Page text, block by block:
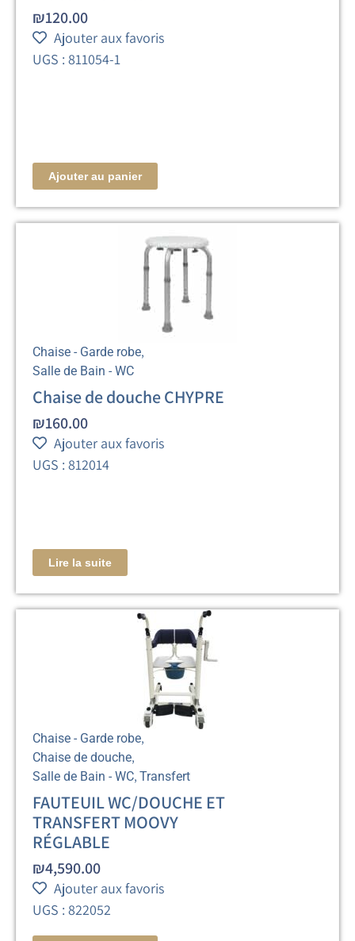
₪120.00
Ajouter aux favoris
UGS : 811054-1
Ajouter au panier
Chaise - Garde robe,
Salle de Bain - WC
Chaise de douche CHYPRE
₪160.00
Ajouter aux favoris
UGS : 812014
Lire la suite
Chaise - Garde robe,
Chaise de douche,
Salle de Bain - WC,Transfert
FAUTEUIL WC/DOUCHE ET
TRANSFERT MOOVY
RÉGLABLE
₪4,590.00
Ajouter aux favoris
UGS : 822052